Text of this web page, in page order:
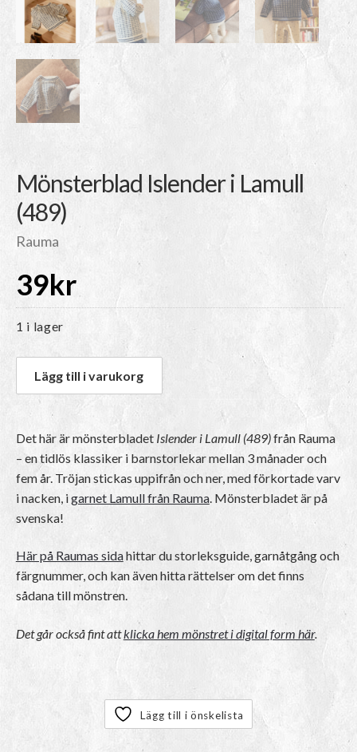
Mönsterblad Islender i Lamull
(489)
Rauma
39kr
1 i lager
Lägg till i varukorg
Det här är mönsterbladetIslender i Lamull (489)från Rauma
– en tidlös klassiker i barnstorlekar mellan 3 månader och
fem år. Tröjan stickas uppifrån och ner, med förkortade varv
i nacken, igarnet Lamull från Rauma. Mönsterbladet är på
svenska!
Här på Raumas sidahittar du storleksguide, garnåtgång och
färgnummer, och kan även hitta rättelser om det finns
sådana till mönstren.
Det går också fint attklicka hem mönstret i digital form här.
Lägg till i önskelista